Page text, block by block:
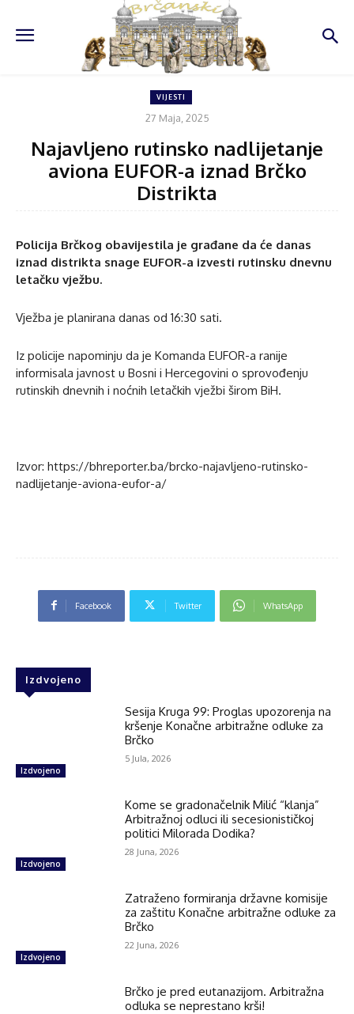
VIJESTI
27 Maja, 2025
Najavljeno rutinsko nadlijetanje
aviona EUFOR-a iznad Brčko
Distrikta
Policija Brčkog obavijestila je građane da će danas
iznad distrikta snage EUFOR-a izvesti rutinsku dnevnu
letačku vježbu.
Vježba je planirana danas od 16:30 sati.
Iz policije napominju da je Komanda EUFOR-a ranije
informisala javnost u Bosni i Hercegovini o sprovođenju
rutinskih dnevnih i noćnih letačkih vježbi širom BiH.
Izvor: https://bhreporter.ba/brcko-najavljeno-rutinsko-
nadlijetanje-aviona-eufor-a/
Facebook Twitter WhatsApp
Izdvojeno
Izdvojeno
Sesija Kruga 99: Proglas upozorenja na
kršenje Konačne arbitražne odluke za
Brčko
5 Jula, 2026
Izdvojeno
Kome se gradonačelnik Milić “klanja”
Arbitražnoj odluci ili secesionističkoj
politici Milorada Dodika?
28 Juna, 2026
Izdvojeno
Zatraženo formiranja državne komisije
za zaštitu Konačne arbitražne odluke za
Brčko
22 Juna, 2026
Brčko je pred eutanazijom. Arbitražna
odluka se neprestano krši!